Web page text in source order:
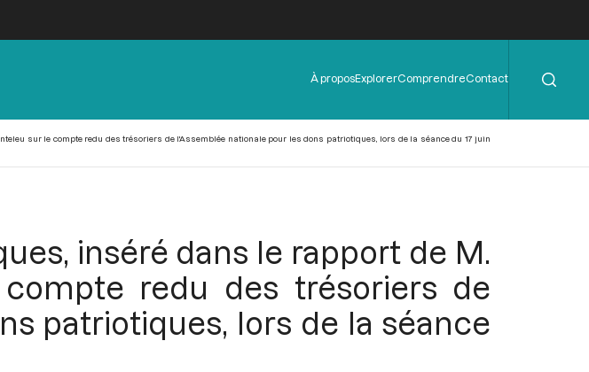
Menu
de
À proposExplorerComprendreContact
sur le compte redu des trésoriers de l'Assemblée nationale pour les dons patriotiques, lors de la séance du 17 juin
inséré dans le rapport de M.
redu des trésoriers de
patriotiques, lors de la séance